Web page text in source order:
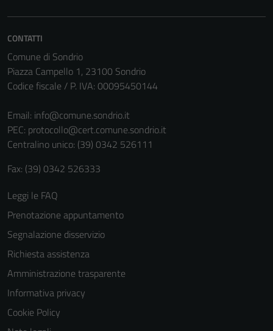
CONTATTI
Comune di Sondrio
Piazza Campello 1, 23100 Sondrio
Codice fiscale / P. IVA: 00095450144
Email: info@comune.sondrio.it
PEC: protocollo@cert.comune.sondrio.it
Centralino unico: (39) 0342 526111
Fax: (39) 0342 526333
Leggi le FAQ
Prenotazione appuntamento
Segnalazione disservizio
Richiesta assistenza
Amministrazione trasparente
Informativa privacy
Cookie Policy